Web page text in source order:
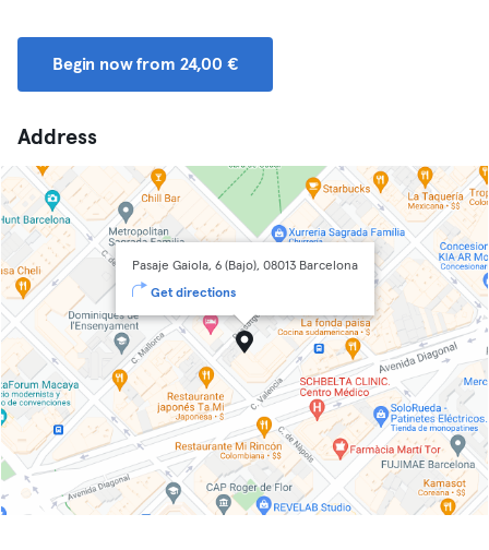
Begin now from 24,00 €
Address
Pasaje Gaiola, 6 (Bajo), 08013 Barcelona
Get directions